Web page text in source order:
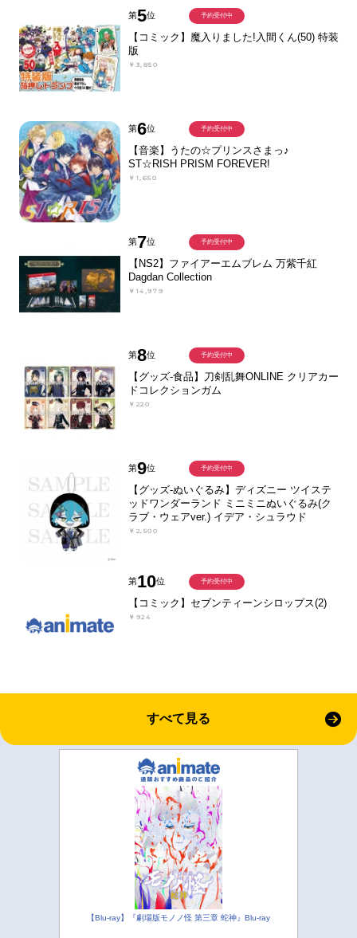
第5位
【コミック】魔入りました!入間くん(50) 特装
版
￥3,850
予約受付中
第6位
【音楽】うたの☆プリンスさまっ♪
ST☆RISH PRISM FOREVER!
￥1,650
予約受付中
第7位
【NS2】ファイアーエムブレム 万紫千紅
Dagdan Collection
￥14,979
予約受付中
第8位
【グッズ-食品】刀剣乱舞ONLINE クリアカー
ドコレクションガム
￥220
予約受付中
第9位
【グッズ-ぬいぐるみ】ディズニー ツイステ
ッドワンダーランド ミニミニぬいぐるみ(ク
ラブ・ウェアver.) イデア・シュラウド
￥2,500
予約受付中
第10位
【コミック】セブンティーンシロップス(2)
￥924
予約受付中
すべて見る
【Blu-ray】『劇場版モノノ怪 第三章 蛇神』Blu-ray